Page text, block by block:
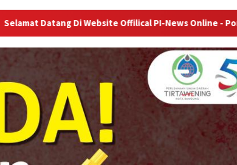
Di Website Offilical PI-News Online - Portal Berita